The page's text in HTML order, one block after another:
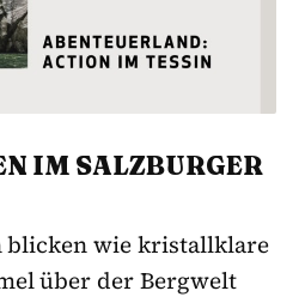
IM SALZBURGER
blicken wie kristallklare
über der Bergwelt